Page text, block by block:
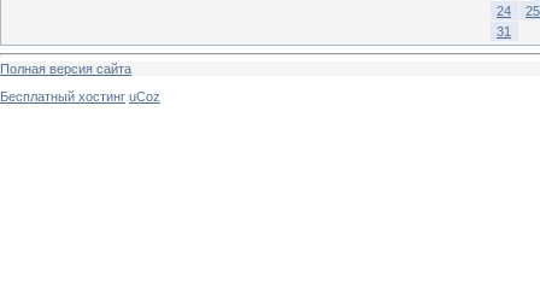
24
25
31
Полная версия сайта
Бесплатный хостинг uCoz